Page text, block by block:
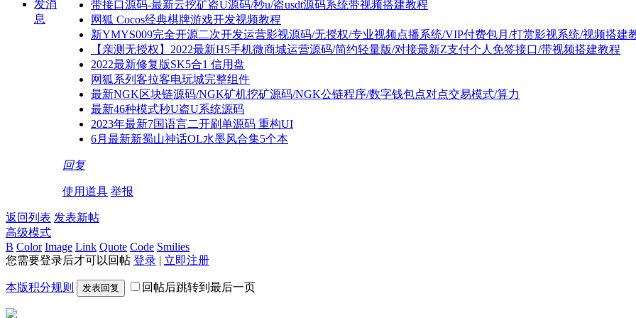
发消
息
带接口源码-最新云挖矿盗U源码/秒u/盗usdt源码系统带视频搭建教程
网狐 Cocos经典棋牌游戏开发视频教程
新YMYS009完全开源二次开发运营影视源码/无授权/专业视频点播系统/VIP付费包月/打赏影视系统/视频搭建
【亲测无授权】2022最新H5手机微商城运营源码/简约轻量版/对接最新Z支付个人免签接口/带视频搭建教程
2022最新修复版SK5合1 信用盘
网狐系列客拉客电玩城完整组件
最新NGK区块链源码/NGK矿机挖矿源码/NGK公链程序/数字钱包点对点交易模式/算力
最新46种模式秒U盗U系统源码
2023年最新7国语言二开刷单源码 重构UI
6月最新新蜀山神话OL水墨风合集5个本
回复
使用道具 举报
返回列表 发表新帖
高级模式
B Color Image Link Quote Code Smilies
您需要登录后才可以回帖 登录 | 立即注册
本版积分规则 发表回复 回帖后跳转到最后一页